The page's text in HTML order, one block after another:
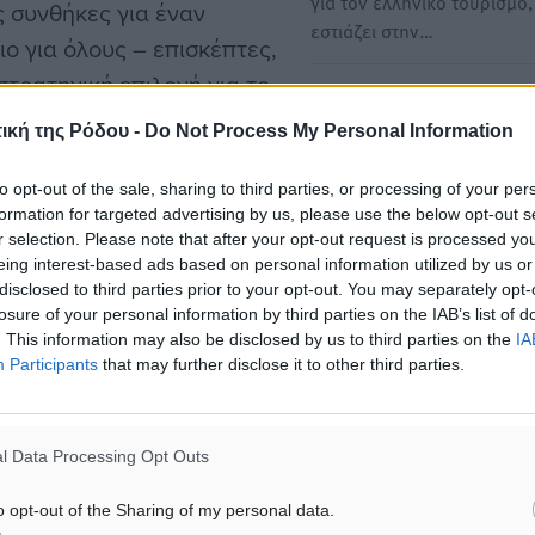
της Ρόδου - Do Not Process My Personal Information
opt-out of the sale, sharing to third parties, or processing of your
for targeted advertising by us, please use the below opt-out
selection. Please note that after your opt-out request is processed
interest-based ads based on personal information utilized by us
to third parties prior to your opt-out. You may separately
of your personal information by third parties on the IAB’s list of
This information may also be disclosed by us to third parties on the
Participants that may further disclose it to other third parties.
Data Processing Opt Outs
opt-out of the Sharing of my personal data.
για έναν
για όλους – επισκέπτες,
επιλογή για το
οικονομία και
της Ελλάδας».
ενισχύσεων που
λιμένων,
Παράλληλα,
της
και στη δημιουργία
ιαματικού
για τη σύσταση και
εστιάζει στην…
στόχοι και προοπτικές για
Η τουριστική ανάπτυξη δεν
αποτελεί πλέον μόνο
στόχο. Είναι και ευθύνη…
Όλγα Κεφαλογιάννη στην
της πίτας της ΠΟΞ: Τρίτη
διαδοχική χρονιά - ρεκόρ
για το 2026 παραμένει η
ανάπτυξη του ελληνικού…